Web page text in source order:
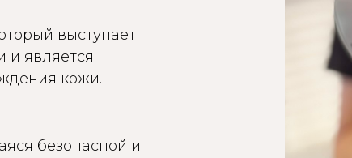
выступает
и является
кожи.
безопасной и